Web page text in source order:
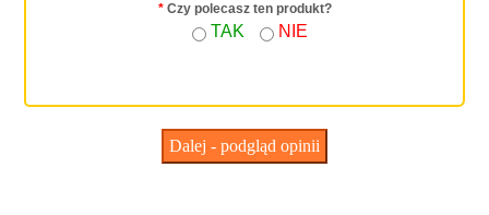
*Czy polecasz ten produkt?
TAK NIE